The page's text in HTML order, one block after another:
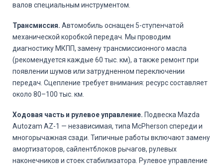
валов специальным инструментом.
Трансмиссия. Автомобиль оснащен 5-ступенчатой
механической коробкой передач. Мы проводим
диагностику МКПП, замену трансмиссионного масла
(рекомендуется каждые 60 тыс. км), а также ремонт при
появлении шумов или затрудненном переключении
передач. Сцепление требует внимания: ресурс составляет
около 80–100 тыс. км.
Ходовая часть и рулевое управление. Подвеска Mazda
Autozam AZ-1 — независимая, типа McPherson спереди и
многорычажная сзади. Типичные работы включают замену
амортизаторов, сайлентблоков рычагов, рулевых
наконечников и стоек стабилизатора. Рулевое управление